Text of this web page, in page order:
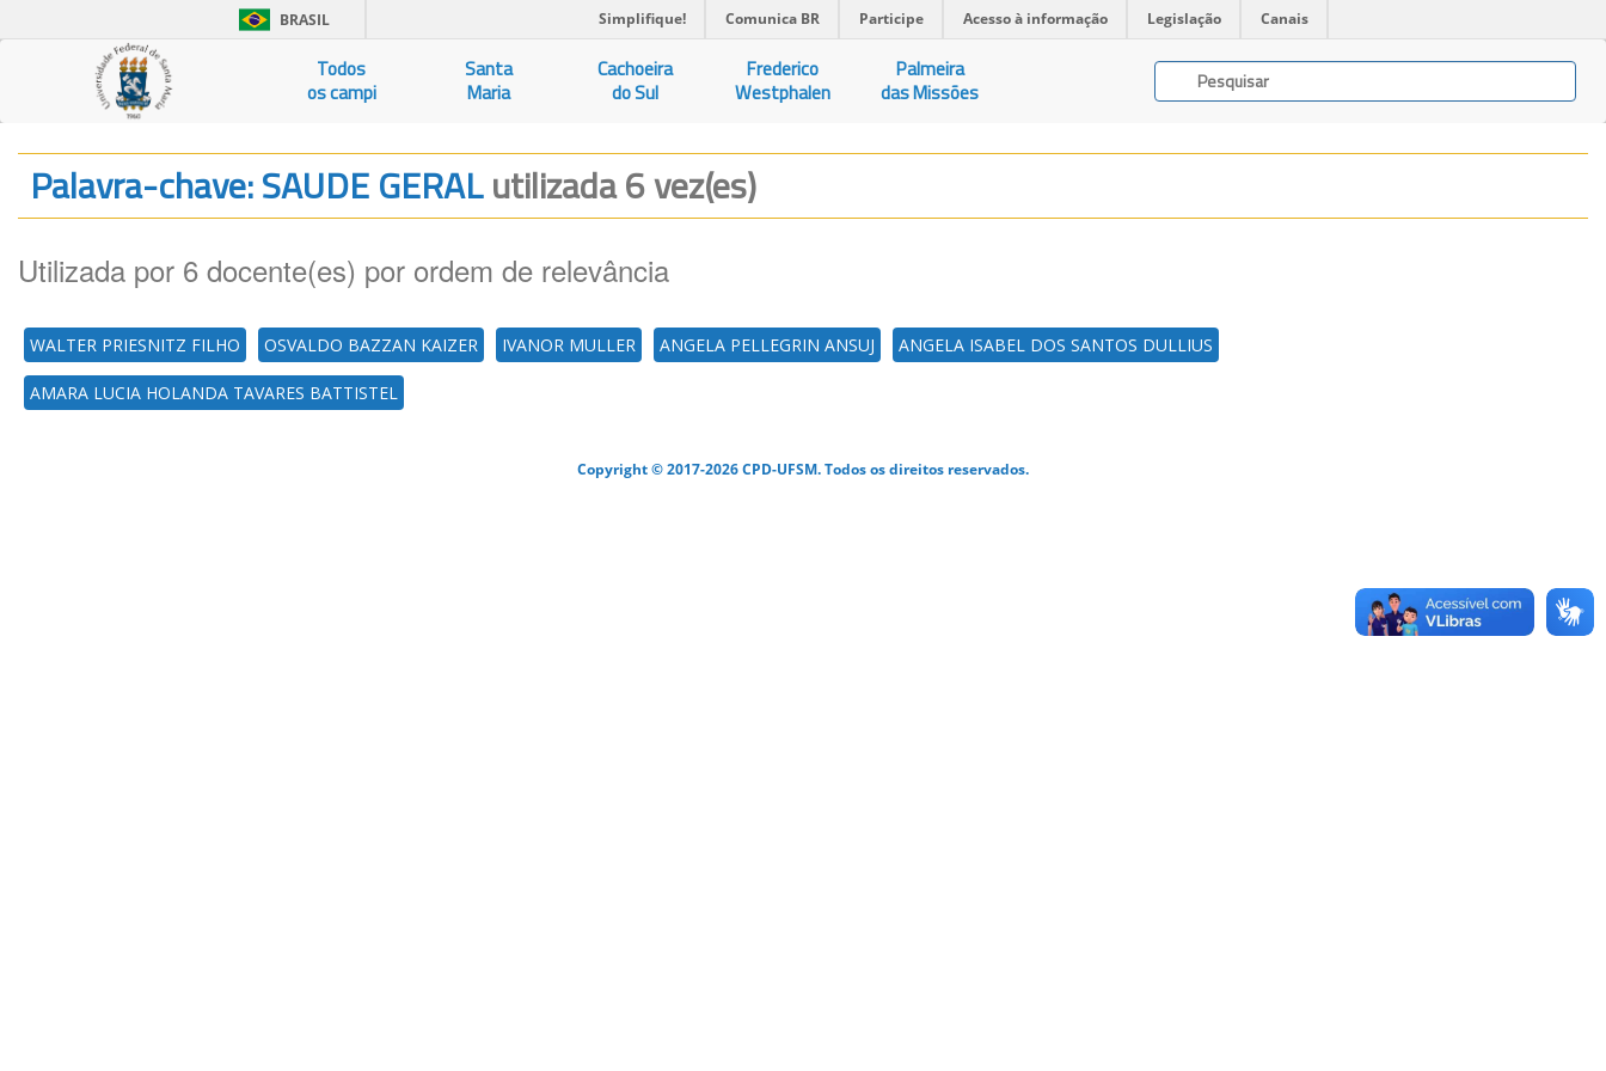
BRASIL Simplifique! Comunica BR Participe Acesso à informação Legislação Canais
Todos
os campi
Santa
Maria
Cachoeira
do Sul
Frederico
Westphalen
Palmeira
das Missões
Palavra-chave: SAUDE GERALutilizada 6 vez(es)
Utilizada por 6 docente(es) por ordem de relevância
WALTER PRIESNITZ FILHO OSVALDO BAZZAN KAIZER IVANOR MULLER ANGELA PELLEGRIN ANSUJ ANGELA ISABEL DOS SANTOS DULLIUS
AMARA LUCIA HOLANDA TAVARES BATTISTEL
Copyright © 2017-2026 CPD-UFSM. Todos os direitos reservados.